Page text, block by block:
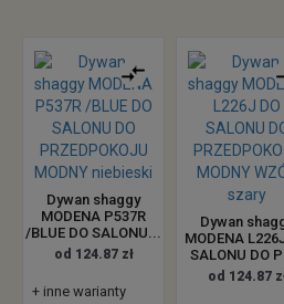
Dywan shaggy
MODENA P537R
/BLUE DO SALONU...
od 124.87 zł
+ inne warianty
Dywan
MODENA
SALONU DO
od 124.87